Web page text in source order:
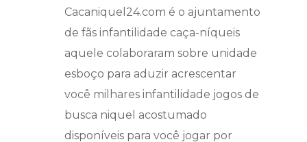
Cacaniquel24.com é o ajuntamento
de fãs infantilidade caça-níqueis
aquele colaboraram sobre unidade
esboço para aduzir acrescentar
você milhares infantilidade jogos de
busca niquel acostumado
disponíveis para você jogar por